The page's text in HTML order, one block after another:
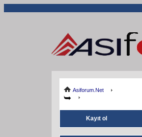
Asiforum.Net
Kayıt ol